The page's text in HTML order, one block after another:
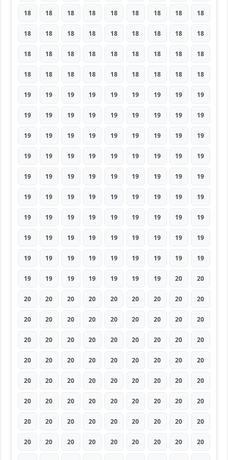
18 18 18 18 18 18 18 18 18
18 18 18 18 18 18 18 18 18
18 18 18 18 18 18 18 18 18
18 18 18 18 18 18 18 18 18
19 19 19 19 19 19 19 19 19
19 19 19 19 19 19 19 19 19
19 19 19 19 19 19 19 19 19
19 19 19 19 19 19 19 19 19
19 19 19 19 19 19 19 19 19
19 19 19 19 19 19 19 19 19
19 19 19 19 19 19 19 19 19
19 19 19 19 19 19 19 19 19
19 19 19 19 19 19 19 19 19
19 19 19 19 19 19 19 20 20
20 20 20 20 20 20 20 20 20
20 20 20 20 20 20 20 20 20
20 20 20 20 20 20 20 20 20
20 20 20 20 20 20 20 20 20
20 20 20 20 20 20 20 20 20
20 20 20 20 20 20 20 20 20
20 20 20 20 20 20 20 20 20
20 20 20 20 20 20 20 20 20